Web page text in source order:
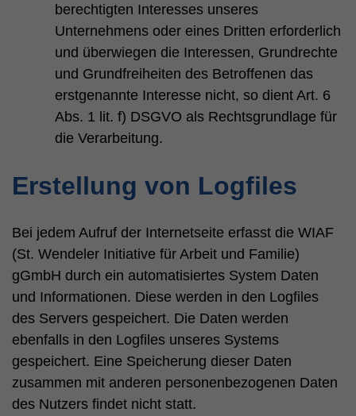
berechtigten Interesses unseres
Unternehmens oder eines Dritten erforderlich
und überwiegen die Interessen, Grundrechte
und Grundfreiheiten des Betroffenen das
erstgenannte Interesse nicht, so dient Art. 6
Abs. 1 lit. f) DSGVO als Rechtsgrundlage für
die Verarbeitung.
Erstellung von Logfiles
Bei jedem Aufruf der Internetseite erfasst die WIAF
(St. Wendeler Initiative für Arbeit und Familie)
gGmbH durch ein automatisiertes System Daten
und Informationen. Diese werden in den Logfiles
des Servers gespeichert. Die Daten werden
ebenfalls in den Logfiles unseres Systems
gespeichert. Eine Speicherung dieser Daten
zusammen mit anderen personenbezogenen Daten
des Nutzers findet nicht statt.